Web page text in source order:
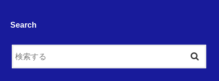
Search